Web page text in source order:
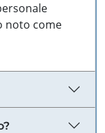
noto come